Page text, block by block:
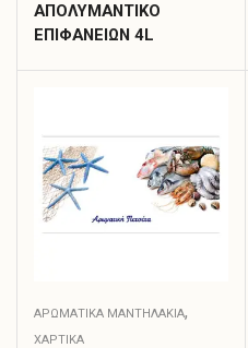
ΑΠΟΛΥΜΑΝΤΙΚΟ
ΕΠΙΦΑΝΕΙΩΝ 4L
ΑΡΩΜΑΤΙΚΆ ΜΑΝΤΗΛΆΚΙΑ,
ΧΑΡΤΙΚΑ